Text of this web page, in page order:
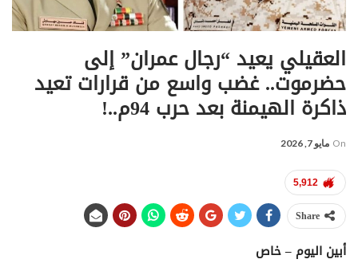
العقيلي يعيد “رجال عمران” إلى
حضرموت.. غضب واسع من قرارات تعيد
ذاكرة الهيمنة بعد حرب 94م..!
On مايو 7, 2026
5,912
Share
أبين اليوم – خاص